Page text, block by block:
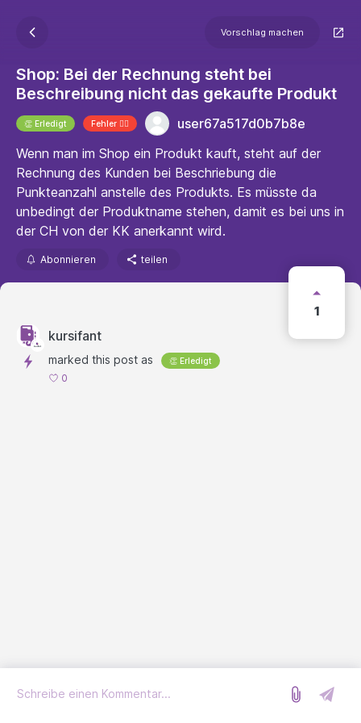
Vorschlag machen
Shop: Bei der Rechnung steht bei
Beschreibung nicht das gekaufte Produkt
👏 Erledigt Fehler 🐱‍💻
user67a517d0b7b8e
Wenn man im Shop ein Produkt kauft, steht auf der
Rechnung des Kunden bei Beschriebung die
Punkteanzahl anstelle des Produkts. Es müsste da
unbedingt der Produktname stehen, damit es bei uns in
der CH von der KK anerkannt wird.
Abonnieren teilen
1
kursifant
marked this post as 👏 Erledigt
0